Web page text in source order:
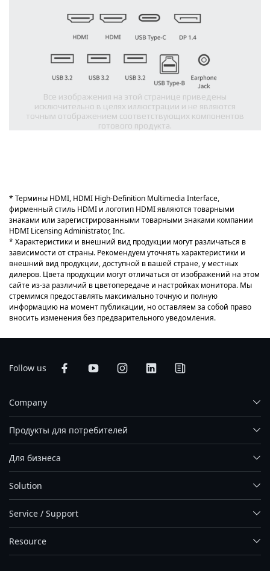
Все изображения на этой странице приведены
исключительно в целях иллюстрации и не являются
точным отображением соответствующих компонентов
готового продукта.
* Термины HDMI, HDMI High-Definition Multimedia Interface,
фирменный стиль HDMI и логотип HDMI являются товарными
знаками или зарегистрированными товарными знаками компании
HDMI Licensing Administrator, Inc.
* Характеристики и внешний вид продукции могут различаться в
зависимости от страны. Рекомендуем уточнять характеристики и
внешний вид продукции, доступной в вашей стране, у местных
дилеров. Цвета продукции могут отличаться от изображений на этом
сайте из-за различий в цветопередаче и настройках монитора. Мы
стремимся предоставлять максимально точную и полную
информацию на момент публикации, но оставляем за собой право
вносить изменения без предварительного уведомления.
Follow us
Company
Продукты для потребителей
Для бизнеса
Solution
Service / Support
Resource